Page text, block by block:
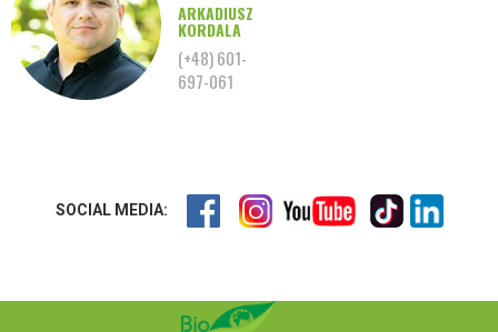
ARKADIUSZ
KORDALA
(+48) 601-
697-061
SOCIAL MEDIA: